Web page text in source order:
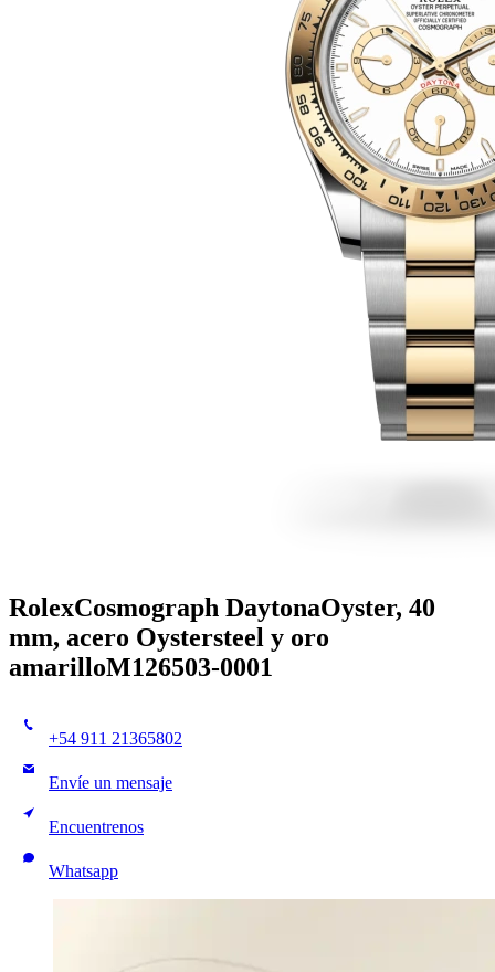
RolexCosmograph DaytonaOyster, 40
mm, acero Oystersteel y oro
amarilloM126503-0001
+54 911 21365802
Envíe un mensaje
Encuentrenos
Whatsapp